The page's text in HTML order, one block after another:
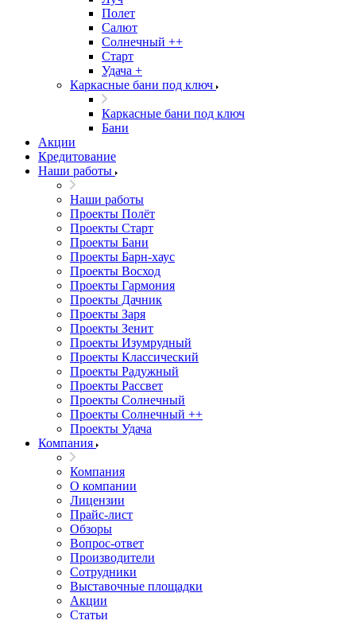
Полет
Салют
Солнечный ++
Старт
Удача +
Каркасные бани под ключ
Каркасные бани под ключ
Бани
Акции
Кредитование
Наши работы
Наши работы
Проекты Полёт
Проекты Старт
Проекты Бани
Проекты Барн-хаус
Проекты Восход
Проекты Гармония
Проекты Дачник
Проекты Заря
Проекты Зенит
Проекты Изумрудный
Проекты Классический
Проекты Радужный
Проекты Рассвет
Проекты Солнечный
Проекты Солнечный ++
Проекты Удача
Компания
Компания
О компании
Лицензии
Прайс-лист
Обзоры
Вопрос-ответ
Производители
Сотрудники
Выставочные площадки
Акции
Статьи